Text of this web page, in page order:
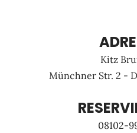
Kitz
Münchner Str. 2 -
08102-